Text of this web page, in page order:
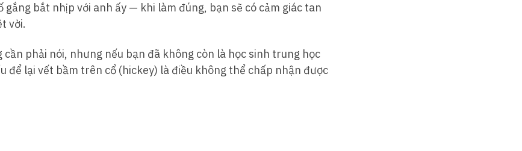
gắng bắt nhịp với anh ấy — khi làm đúng, bạn sẽ có cảm giác tan
vời.
cần phải nói, nhưng nếu bạn đã không còn là học sinh trung học
để lại vết bầm trên cổ (hickey) là điều không thể chấp nhận được